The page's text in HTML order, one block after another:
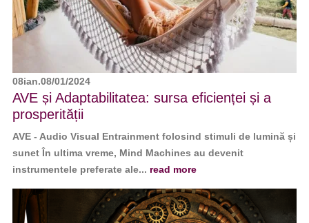
08ian.08/01/2024
AVE și Adaptabilitatea: sursa eficienței și a
prosperității
AVE - Audio Visual Entrainment folosind stimuli de lumină și
sunet În ultima vreme, Mind Machines au devenit
instrumentele preferate ale... read more